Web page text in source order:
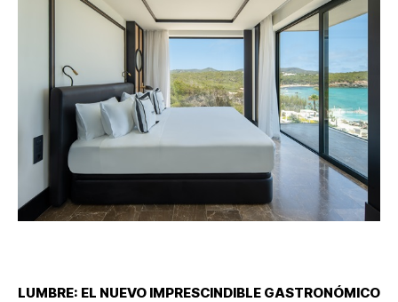
LUMBRE: EL NUEVO IMPRESCINDIBLE GASTRONÓMICO